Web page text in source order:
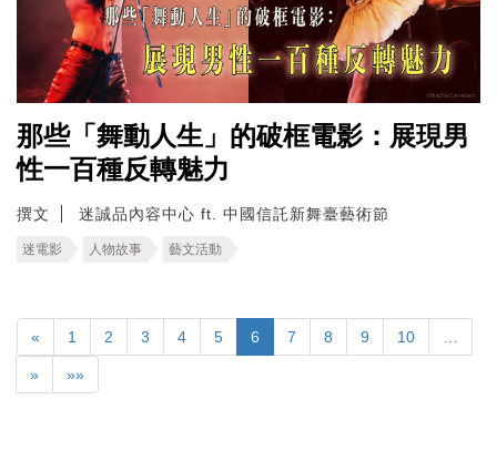
那些「舞動人生」的破框電影：展現男
性一百種反轉魅力
撰文 迷誠品內容中心 ft. 中國信託新舞臺藝術節
迷電影 人物故事 藝文活動
« 1 2 3 4 5 6 7 8 9 10
» »»